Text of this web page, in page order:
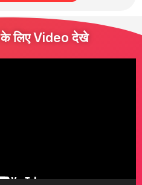
के लिए Video देखे